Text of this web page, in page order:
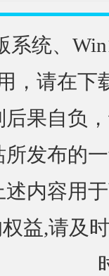
系统、
，请在下
后果自负
发布的
内容用
益,请及